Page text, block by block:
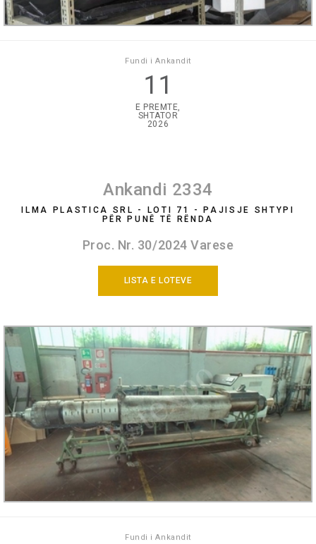
Fundi i Ankandit
11
E PREMTE,
SHTATOR
2026
Ankandi 2334
ILMA PLASTICA SRL - LOTI 71 - PAJISJE SHTYPI
PËR PUNË TË RËNDA
Proc. Nr. 30/2024 Varese
LISTA E LOTEVE
Fundi i Ankandit